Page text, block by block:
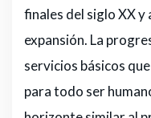
finales del siglo XX y
expansión. La
servicios básicos
para todo ser